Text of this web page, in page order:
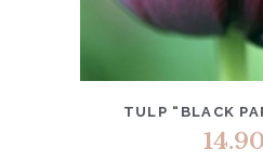
TULP “BLACK
14.90